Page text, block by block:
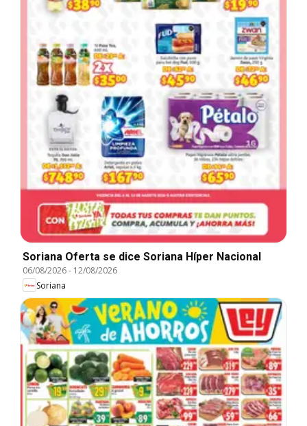
Soriana Oferta se dice Soriana Híper Nacional
06/08/2026- 12/08/2026
Soriana